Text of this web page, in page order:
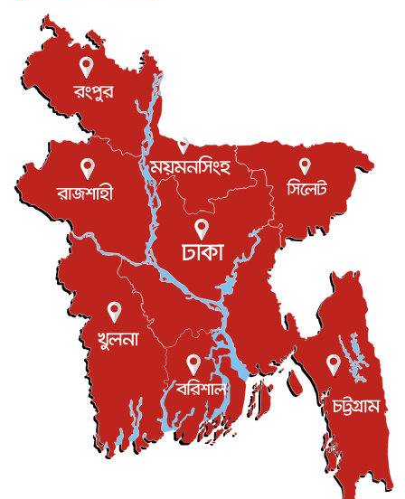
টি-টোয়েন্টি ইতিহাসের সর্বোচ্চ রানের মালিক এখন জস বাটলার
বস্তিতে কেটেছে শৈশব, আজ মুম্বাইয়ে দুই বাড়ির মালিক
বিনোদন ৬ আগস্ট, ২০২৬
যুক্তরাজ্যে বসবাসরত জাতীয়তাবাদী কুলাউড়াবাসীর মত বিনিময়
সভা...
ইউকে কমিউনিটি ৫ আগস্ট, ২০২৬
প্রধানমন্ত্রীকে সৌদি আরব সফরের আমন্ত্রণ
জাতীয় ৫ আগস্ট, ২০২৬
জুলাই গণ-অভ্যুত্থান দিবস আজ, স্মরণে দেশজুড়ে কর্মসূচি
জাতীয় ৫ আগস্ট, ২০২৬
জনগণ পরিবর্তন চেয়েছে বলেই জুলাই আন্দোলন সফল :
৫ আগস্ট, ২০২৬
বেনজীর আহমেদের সঙ্গে পরীমনির ঘনিষ্ঠ সম্পর্ক ছিল : নাসির
মাহম...
জাতীয় ৫ আগস্ট, ২০২৬
হরমুজ নিয়ে ইরান-মার্কিন চুক্তি হতে পারে আজ : মার্কিন অর্থমন...